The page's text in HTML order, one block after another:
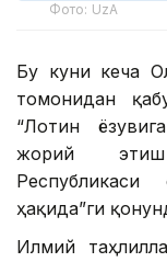
Фото: UzA
Бу куни кеча
томонидан
“Лотин
жорий этиш
Республикаси
ҳақида”ги
Илмий